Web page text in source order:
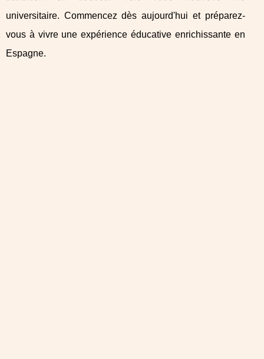
universitaire. Commencez dès aujourd'hui et préparez-
vous à vivre une expérience éducative enrichissante en
Espagne.